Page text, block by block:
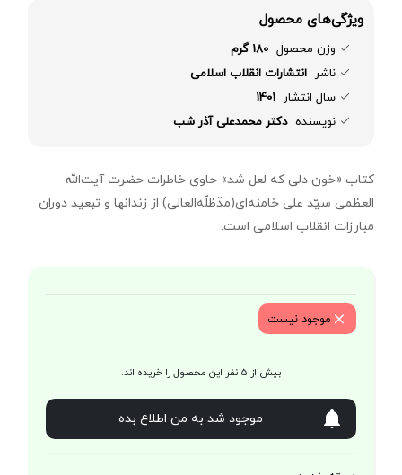
ویژگی‌های محصول
وزن محصول 180 گرم
ناشر انتشارات انقلاب اسلامی
سال انتشار 1401
نویسنده دکتر محمدعلی آذر شب
کتاب «خون دلی که لعل شد» حاوی خاطرات حضرت آیت‌الله
العظمی سیّد علی خامنه‌ای(مدّظلّه‌العالی) از زندانها و تبعید دوران
مبارزات انقلاب اسلامی است.
موجود نیست
بیش از 5 نفر این محصول را خریده اند.
موجود شد به من اطلاع بده